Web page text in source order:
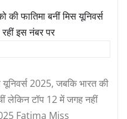
फातिमा बनीं मिस यूनिवर्स
रहीं इस नंबर पर
यूनिवर्स 2025, जबकि भारत की
लेकिन टॉप 12 में जगह नहीं
Fatima Miss